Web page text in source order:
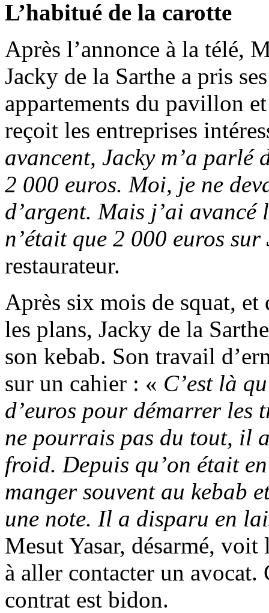
L’habitué de la carotte
Après l’annonce à la télé,
Jacky de la Sarthe a pris
appartements du pavillon
reçoit les entreprises
avancent, Jacky m’a parlé
2 000 euros. Moi, je ne
d’argent. Mais j’ai avancé
n’était que 2 000 euros
restaurateur.
Après six mois de squat, et
les plans, Jacky de la
son kebab. Son travail
sur un cahier : « C’est là
d’euros pour démarrer
ne pourrais pas du tout, il
froid. Depuis qu’on était
manger souvent au kebab
une note. Il a disparu en
Mesut Yasar, désarmé,
à aller contacter un
contrat est bidon.